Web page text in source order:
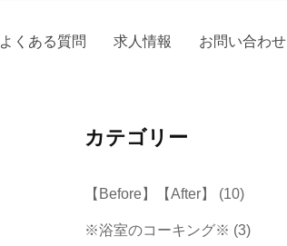
よくある質問 求人情報 お問い合わせ
カテゴリー
【Before】【After】 (10)
※浴室のコーキング※ (3)